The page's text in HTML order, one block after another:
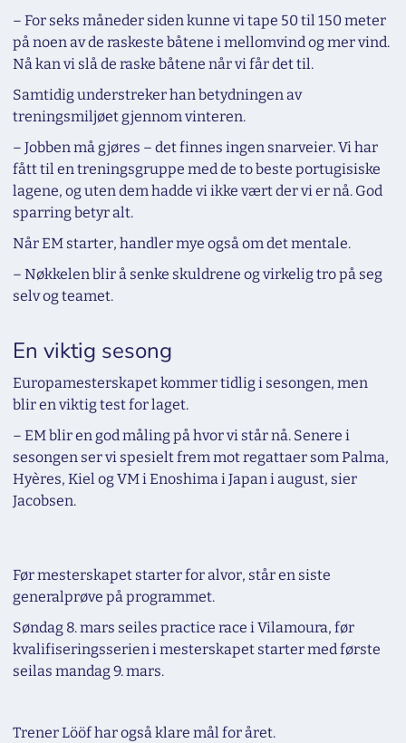
– For seks måneder siden kunne vi tape 50 til 150 meter
på noen av de raskeste båtene i mellomvind og mer vind.
Nå kan vi slå de raske båtene når vi får det til.
Samtidig understreker han betydningen av
treningsmiljøet gjennom vinteren.
– Jobben må gjøres – det finnes ingen snarveier. Vi har
fått til en treningsgruppe med de to beste portugisiske
lagene, og uten dem hadde vi ikke vært der vi er nå. God
sparring betyr alt.
Når EM starter, handler mye også om det mentale.
– Nøkkelen blir å senke skuldrene og virkelig tro på seg
selv og teamet.
En viktig sesong
Europamesterskapet kommer tidlig i sesongen, men
blir en viktig test for laget.
– EM blir en god måling på hvor vi står nå. Senere i
sesongen ser vi spesielt frem mot regattaer som Palma,
Hyères, Kiel og VM i Enoshima i Japan i august, sier
Jacobsen.
Før mesterskapet starter for alvor, står en siste
generalprøve på programmet.
Søndag 8. mars seiles practice race i Vilamoura, før
kvalifiseringsserien i mesterskapet starter med første
seilas mandag 9. mars.
Trener Lööf har også klare mål for året.